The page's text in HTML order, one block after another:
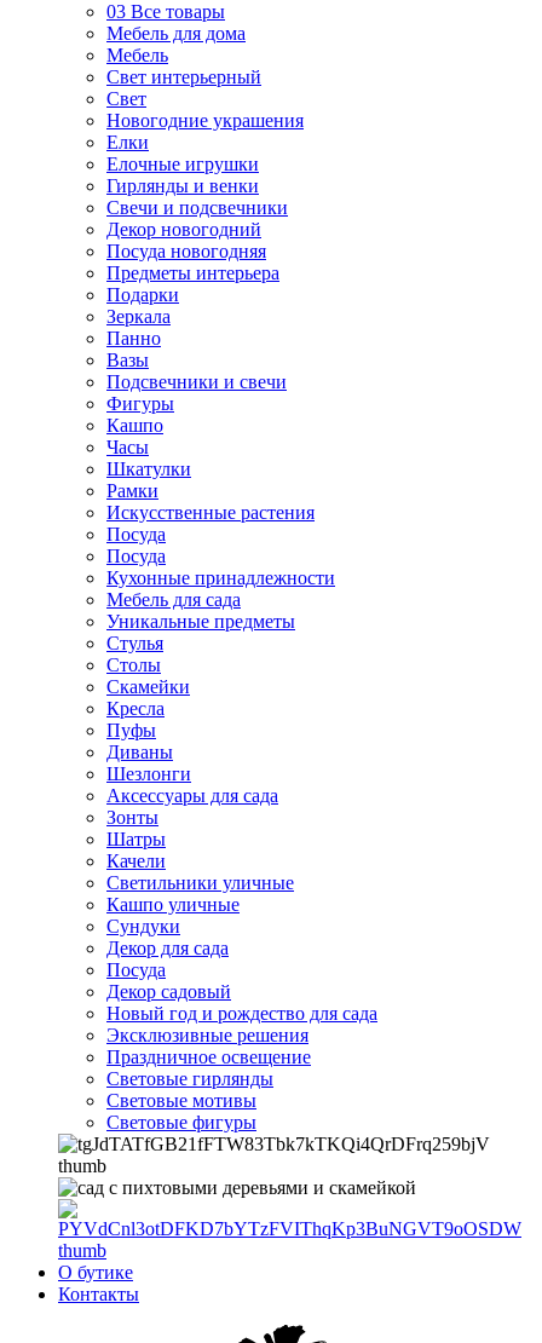
03 Все товары
Мебель для дома
Мебель
Свет интерьерный
Свет
Новогодние украшения
Елки
Елочные игрушки
Гирлянды и венки
Свечи и подсвечники
Декор новогодний
Посуда новогодняя
Предметы интерьера
Подарки
Зеркала
Панно
Вазы
Подсвечники и свечи
Фигуры
Кашпо
Часы
Шкатулки
Рамки
Искусственные растения
Посуда
Посуда
Кухонные принадлежности
Мебель для сада
Уникальные предметы
Стулья
Столы
Скамейки
Кресла
Пуфы
Диваны
Шезлонги
Аксессуары для сада
Зонты
Шатры
Качели
Cветильники уличные
Кашпо уличные
Сундуки
Декор для сада
Посуда
Декор садовый
Новый год и рождество для сада
Эксклюзивные решения
Праздничное освещение
Световые гирлянды
Световые мотивы
Световые фигуры
О бутике
Контакты